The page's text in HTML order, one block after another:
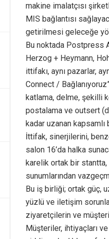
makine imalatçısı
MIS bağlantısı
getirilmesi geleceğe
Bu noktada Postpress
Herzog + Heymann,
ittifakı, aynı pazarlar,
Connect /
katlama, delme, şekilli
postalama ve outsert
kadar uzanan
İttifak, sinerjilerini,
salon 16’da halka
karelik ortak bir
sunumlarından
Bu iş birliği; ortak güç,
yüzlü ve iletişim
ziyaretçilerin ve
Müşteriler, ihtiyaçları